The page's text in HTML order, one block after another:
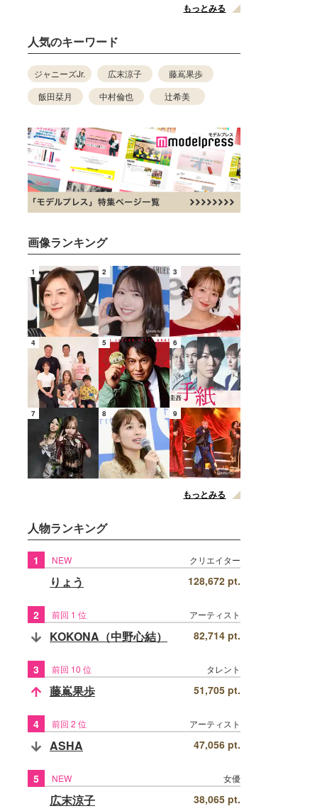
もっとみる
人気のキーワード
ジャニーズJr. 広末涼子
藤嶌果歩
飯田栞月
中村倫也 辻希美
画像ランキング
1 2 3
4 5 6
7 8 9
もっとみる
人物ランキング
1 NEW クリエイター
りょう 128,672 pt.
2 前回 1 位 アーティスト
KOKONA（中野心結） 82,714 pt.
3 前回 10 位 タレント
藤嶌果歩 51,705 pt.
4 前回 2 位 アーティスト
ASHA 47,056 pt.
5 NEW 女優
広末涼子 38,065 pt.